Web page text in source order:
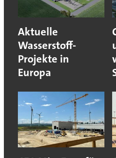
Aktuelle
Wasserstoff-
Projekte in
Europa